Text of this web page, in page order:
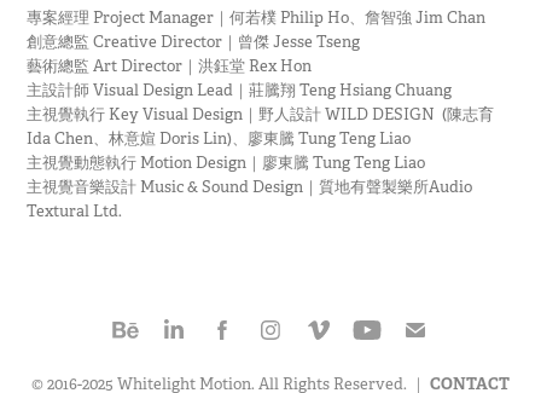
專案經理 Project Manager｜何若樸 Philip Ho、詹智強 Jim Chan
創意總監 Creative Director｜曾傑 Jesse Tseng
藝術總監 Art Director｜洪鈺堂 Rex Hon
主設計師 Visual Design Lead｜莊騰翔 Teng Hsiang Chuang
主視覺執行 Key Visual Design｜野人設計 WILD DESIGN (陳志育
Ida Chen、林意媗 Doris Lin)、廖東騰 Tung Teng Liao
主視覺動態執行 Motion Design｜廖東騰 Tung Teng Liao
主視覺音樂設計 Music & Sound Design｜質地有聲製樂所Audio
Textural Ltd.
© 2016-2025 Whitelight Motion. All Rights Reserved. ｜ CONTACT